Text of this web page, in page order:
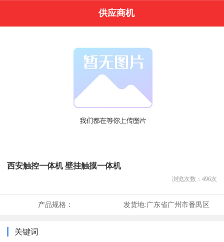
供应商机
西安触控一体机 壁挂触摸一体机
浏览次数： 496次
产品规格： 发货地:广东省广州市番禺区
关键词